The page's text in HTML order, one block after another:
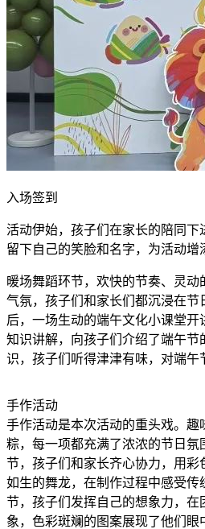
入场签到
活动伊始，孩子们在家长的陪同下
留下自己的笑脸和名字，为活动增
暖场舞蹈环节，欢快的节奏、灵
气氛，孩子们和家长们都沉浸在节
后，一场生动的端午文化小课堂开
知识讲解，向孩子们介绍了端午节
识，孩子们听得津津有味，对端午
手作活动
手作活动是本次活动的重头戏。
粽，每一项都充满了浓浓的节日氛
节，孩子们和家长齐心协力，用彩
如生的舞龙，在制作过程中感受传
节，孩子们发挥自己的想象力，在
象，色彩斑斓的图案展现了他们